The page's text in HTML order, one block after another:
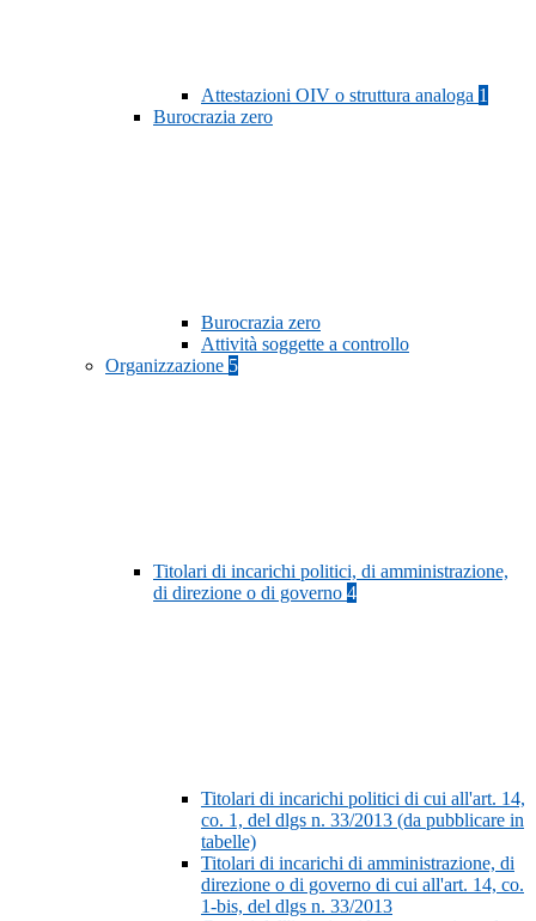
Attestazioni OIV o struttura analoga 1
Burocrazia zero
Burocrazia zero
Attività soggette a controllo
Organizzazione 5
Titolari di incarichi politici, di amministrazione,
di direzione o di governo 4
Titolari di incarichi politici di cui all'art. 14,
co. 1, del dlgs n. 33/2013 (da pubblicare in
tabelle)
Titolari di incarichi di amministrazione, di
direzione o di governo di cui all'art. 14, co.
1-bis, del dlgs n. 33/2013